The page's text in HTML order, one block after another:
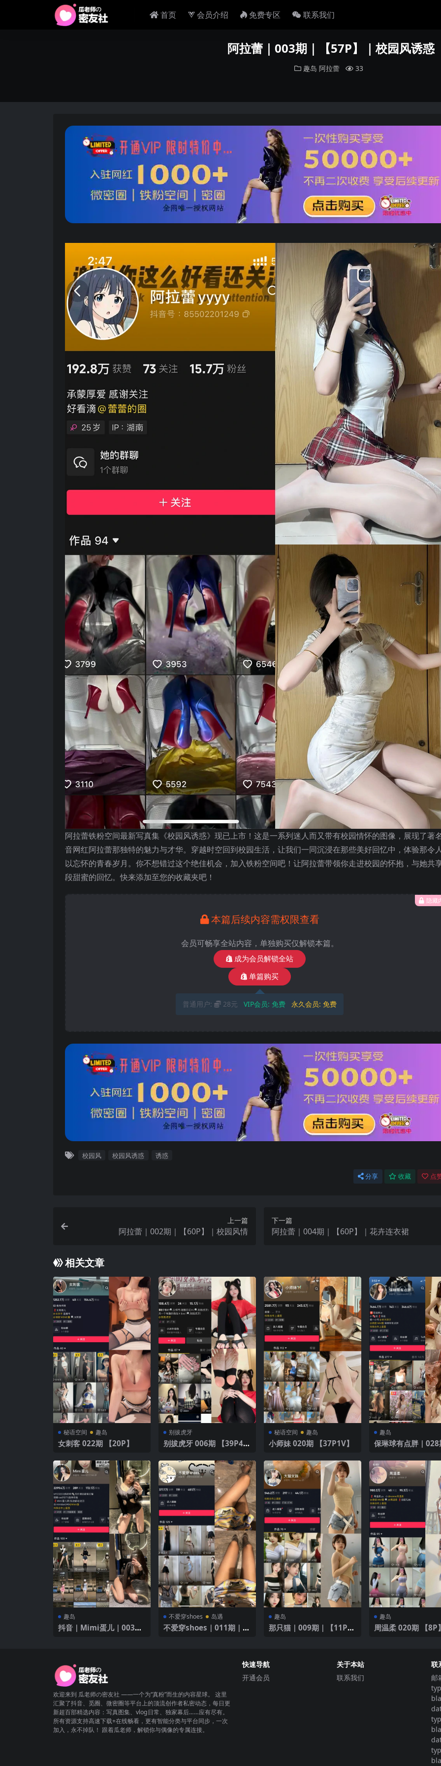
首页 会员介绍 免费专区 联系我们
阿拉蕾｜003期｜【57P】｜校园风诱惑
趣岛 阿拉蕾 33
阿拉蕾铁粉空间最新写真集《校园风诱惑》现已上市！这是一系列迷人而又带有校园情怀的图像，展现了著
音网红阿拉蕾那独特的魅力与才华。穿越时空回到校园生活，让我们一同沉浸在那些美好回忆中，体验那令
以忘怀的青春岁月。你不想错过这个绝佳机会，加入铁粉空间吧！让阿拉蕾带领你走进校园的怀抱，与她共
段甜蜜的回忆。快来添加至您的收藏夹吧！
隐藏
本篇后续内容需权限查看
会员可畅享全站内容，单独购买仅解锁本篇。
成为会员解锁全站
单篇购买
普通用户: 28元 VIP会员: 免费 永久会员:免费
校园风 校园风诱惑 诱惑
分享 收藏 点
上一篇
阿拉蕾｜002期｜【60P】｜校园风情
下一篇
阿拉蕾｜004期｜【60P】｜花卉连衣裙
相关文章
秘语空间 趣岛
女刺客 022期 【20P】
别拔虎牙
别拔虎牙 006期 【39P4
秘语空间 趣岛
小师妹 020期 【37P1V】
趣岛
保琳球有点胖｜028
趣岛
抖音｜Mimi蛋儿｜003期
不爱穿shoes 岛遇
不爱穿shoes｜011期｜
趣岛
那只猫｜009期｜【11P1
趣岛
周温柔 020期 【8P】202
欢迎来到 瓜老师の密友社 ——一个为“真粉”而生的内容星球。 这里
汇聚了抖音、觅圈、微密圈等平台上的顶流创作者私密动态，每日更
新超百部精选内容：写真图集、vlog日常、独家幕后……应有尽有。
所有资源支持高速下载+在线畅看，更有智能分类与平台同步，一次
加入，永不掉队！ 跟着瓜老师，解锁你与偶像的专属连接。
快速导航
开通会员
关于本站
联系我们
联
邮